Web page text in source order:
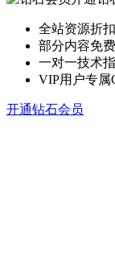
全站资源折
部分内容免
一对一技术
VIP用户专属
开通钻石会员